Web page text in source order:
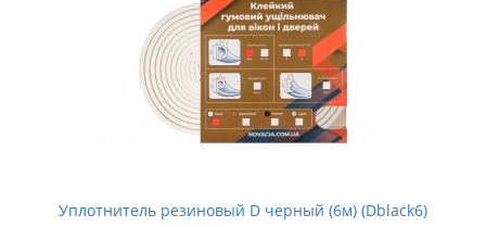
Уплотнитель резиновый D черный (6м) (Dblack6)